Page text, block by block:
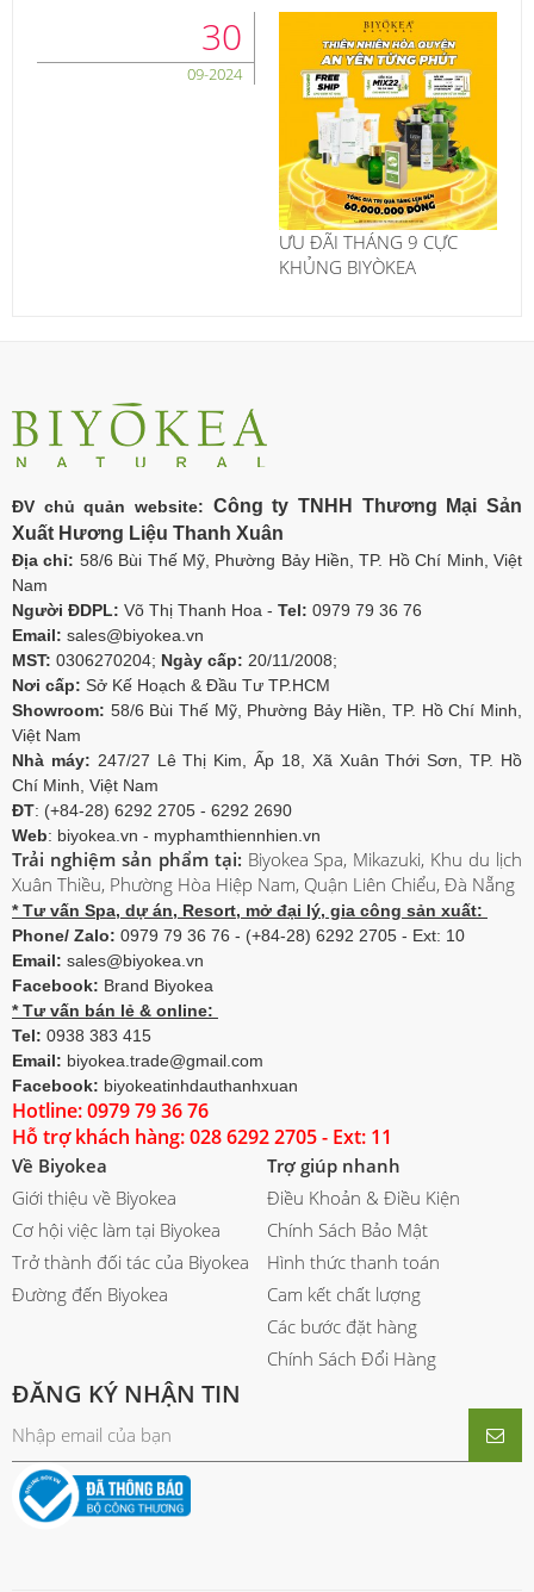
30
09-2024
ƯU ĐÃI THÁNG 9 CỰC
KHỦNG BIYÒKEA
ĐV chủ quản website: Công ty TNHH Thương Mại Sản
Xuất Hương Liệu Thanh Xuân
Địa chỉ: 58/6 Bùi Thế Mỹ, Phường Bảy Hiền, TP. Hồ Chí Minh, Việt
Nam
Người ĐDPL: Võ Thị Thanh Hoa - Tel: 0979 79 36 76
Email: sales@biyokea.vn
MST: 0306270204; Ngày cấp: 20/11/2008;
Nơi cấp: Sở Kế Hoạch & Đầu Tư TP.HCM
Showroom: 58/6 Bùi Thế Mỹ, Phường Bảy Hiền, TP. Hồ Chí Minh,
Việt Nam
Nhà máy: 247/27 Lê Thị Kim, Ấp 18, Xã Xuân Thới Sơn, TP. Hồ
Chí Minh, Việt Nam
ĐT: (+84-28) 6292 2705 - 6292 2690
Web: biyokea.vn - myphamthiennhien.vn
Trải nghiệm sản phẩm tại: Biyokea Spa, Mikazuki, Khu du lịch
Xuân Thiều, Phường Hòa Hiệp Nam, Quận Liên Chiểu, Đà Nẵng
* Tư vấn Spa, dự án, Resort, mở đại lý, gia công sản xuất:
Phone/ Zalo: 0979 79 36 76 - (+84-28) 6292 2705 - Ext: 10
Email: sales@biyokea.vn
Facebook: Brand Biyokea
* Tư vấn bán lẻ & online:
Tel: 0938 383 415
Email: biyokea.trade@gmail.com
Facebook: biyokeatinhdauthanhxuan
Hotline: 0979 79 36 76
Hỗ trợ khách hàng: 028 6292 2705 - Ext: 11
Về Biyokea
Giới thiệu về Biyokea
Cơ hội việc làm tại Biyokea
Trở thành đối tác của Biyokea
Đường đến Biyokea
Trợ giúp nhanh
Điều Khoản & Điều Kiện
Chính Sách Bảo Mật
Hình thức thanh toán
Cam kết chất lượng
Các bước đặt hàng
Chính Sách Đổi Hàng
ĐĂNG KÝ NHẬN TIN